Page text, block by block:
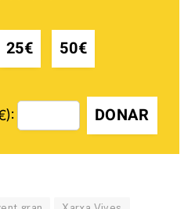
25€ 50€
DONAR